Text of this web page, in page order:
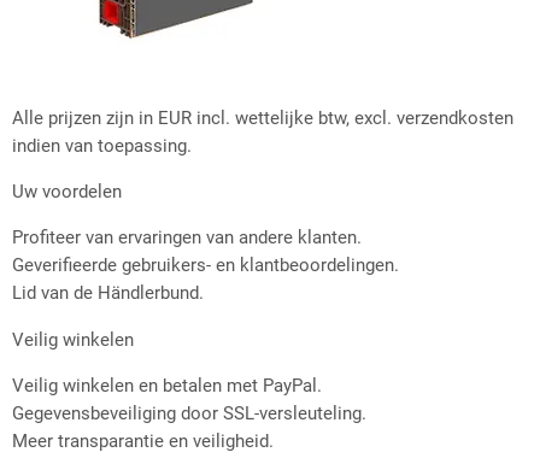
Alle prijzen zijn in EUR incl. wettelijke btw, excl. verzendkosten
indien van toepassing.
Uw voordelen
Profiteer van ervaringen van andere klanten.
Geverifieerde gebruikers- en klantbeoordelingen.
Lid van de Händlerbund.
Veilig winkelen
Veilig winkelen en betalen met PayPal.
Gegevensbeveiliging door SSL-versleuteling.
Meer transparantie en veiligheid.